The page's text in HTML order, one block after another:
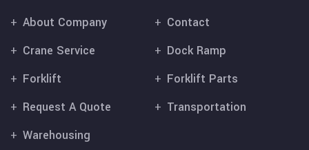
About Company
Contact
Crane Service
Dock Ramp
Forklift
Forklift Parts
Request A Quote
Transportation
Warehousing